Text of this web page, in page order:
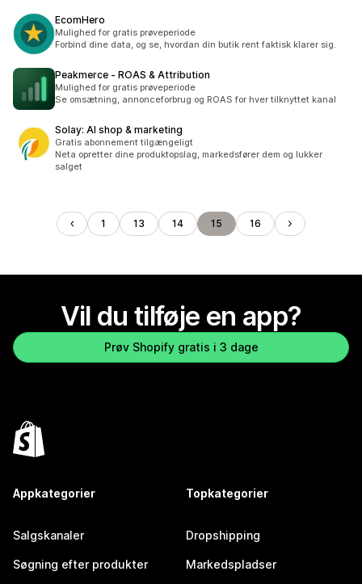
EcomHero
Mulighed for gratis prøveperiode
Forbind dine data, og se, hvordan din butik rent faktisk klarer sig.
Peakmerce ‑ ROAS & Attribution
Mulighed for gratis prøveperiode
Se omsætning, annonceforbrug og ROAS for hver tilknyttet kanal
Solay: AI shop & marketing
Gratis abonnement tilgængeligt
Neta opretter dine produktopslag, markedsfører dem og lukker
salget
1 13 14 15 16
Vil du tilføje en app?
Prøv Shopify gratis i 3 dage
Appkategorier
Salgskanaler
Søgning efter produkter
Topkategorier
Dropshipping
Markedspladser